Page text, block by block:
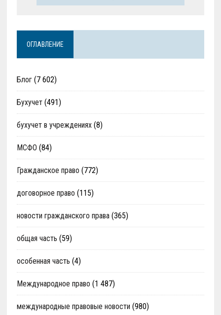
ОГЛАВЛЕНИЕ
Блог(7 602)
Бухучет(491)
бухучет в учреждениях(8)
МСФО (84)
Гражданское право (772)
договорное право (115)
новости гражданского права(365)
общая часть (59)
особенная часть (4)
Международное право (1 487)
международные правовые новости (980)